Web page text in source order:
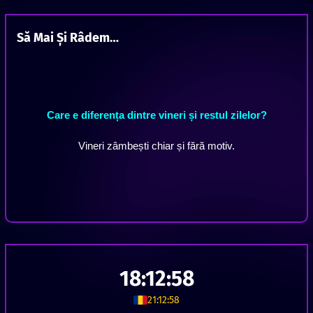
Să Mai Și Râdem…
Care e diferența dintre vineri și restul zilelor?
Vineri zâmbești chiar și fără motiv.
18:12:59
21:12:59